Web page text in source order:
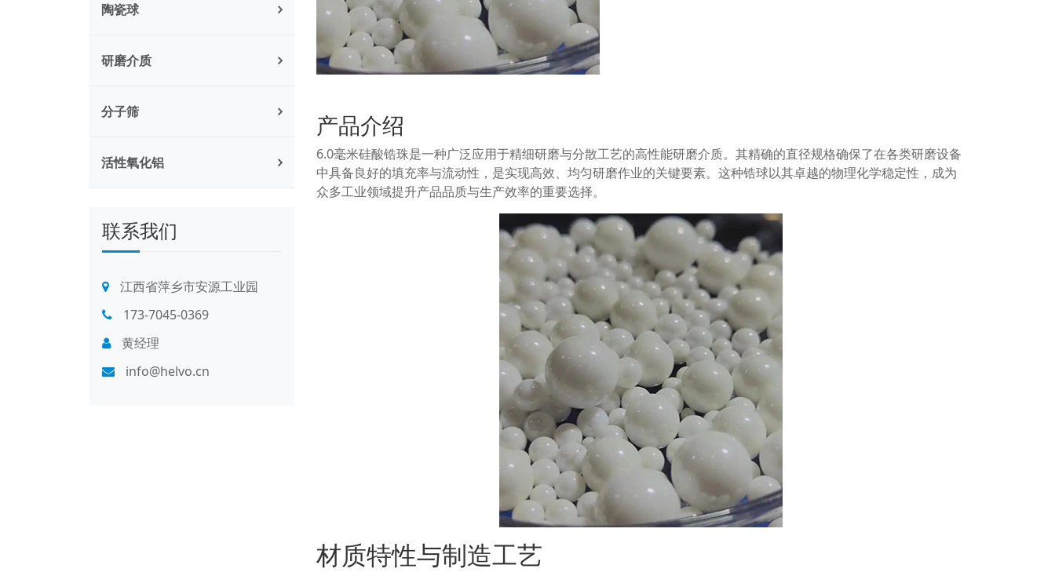
陶瓷球
研磨介质
分子筛
活性氧化铝
联系我们
江西省萍乡市安源工业园
173-7045-0369
黄经理
info@helvo.cn
产品介绍
6.0毫米硅酸锆珠是一种广泛应用于精细研磨与分散工艺的高性能研磨介质。其精确的直径规格确保了在各类研磨设备
中具备良好的填充率与流动性，是实现高效、均匀研磨作业的关键要素。这种锆球以其卓越的物理化学稳定性，成为
众多工业领域提升产品品质与生产效率的重要选择。
材质特性与制造工艺